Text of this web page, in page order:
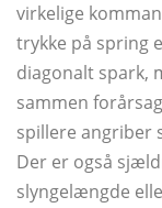
virkelige
trykke på spring
diagonalt spark,
sammen
spillere angriber
Der er også
slyngelængde